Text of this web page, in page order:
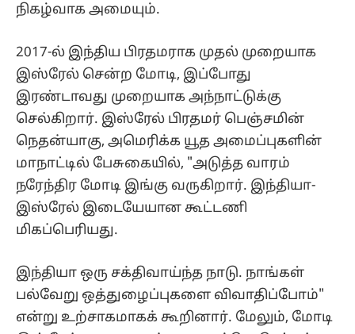
நிகழ்வாக அமையும்.
2017-ல் இந்திய பிரதமராக முதல் முறையாக
இஸ்ரேல் சென்ற மோடி, இப்போது
இரண்டாவது முறையாக அந்நாட்டுக்கு
செல்கிறார். இஸ்ரேல் பிரதமர் பெஞ்சமின்
நெதன்யாகு, அமெரிக்க யூத அமைப்புகளின்
மாநாட்டில் பேசுகையில், "அடுத்த வாரம்
நரேந்திர மோடி இங்கு வருகிறார். இந்தியா-
இஸ்ரேல் இடையேயான கூட்டணி
மிகப்பெரியது.
இந்தியா ஒரு சக்திவாய்ந்த நாடு. நாங்கள்
பல்வேறு ஒத்துழைப்புகளை விவாதிப்போம்"
என்று உற்சாகமாகக் கூறினார். மேலும், மோடி